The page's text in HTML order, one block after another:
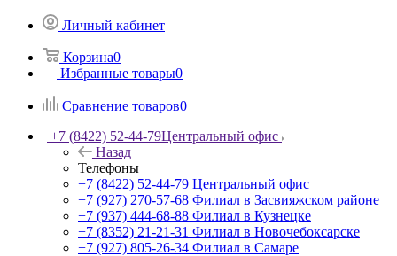
Личный кабинет
Корзина0
Избранные товары0
Сравнение товаров0
+7 (8422) 52-44-79Центральный офис
Назад
Телефоны
+7 (8422) 52-44-79 Центральный офис
+7 (927) 270-57-68 Филиал в Засвияжском районе
+7 (937) 444-68-88 Филиал в Кузнецке
+7 (8352) 21-21-31 Филиал в Новочебоксарске
+7 (927) 805-26-34 Филиал в Самаре